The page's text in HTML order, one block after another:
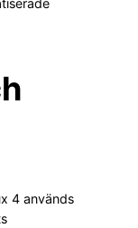
4 används